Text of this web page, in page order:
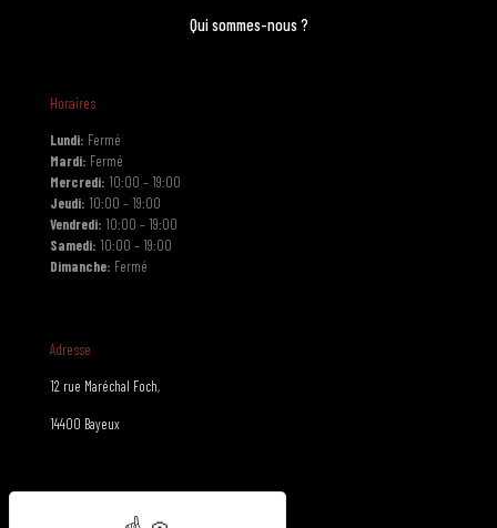
Qui sommes-nous ?
Horaires
Lundi: Fermé
Mardi: Fermé
Mercredi: 10:00 – 19:00
Jeudi: 10:00 – 19:00
Vendredi: 10:00 – 19:00
Samedi: 10:00 – 19:00
Dimanche: Fermé
Adresse
12 rue Maréchal Foch,
14400 Bayeux